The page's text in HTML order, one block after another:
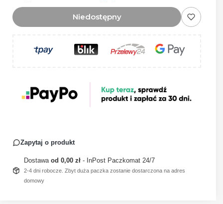
Niedostępny
Zapytaj o produkt
Dostawa od 0,00 zł - InPost Paczkomat 24/7
2-4 dni robocze. Zbyt duża paczka zostanie dostarczona na adres
domowy